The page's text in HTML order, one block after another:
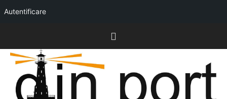
Autentificare
content